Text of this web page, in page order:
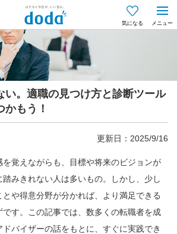
気になる
い。適職の見つけ方と診断ツール
もう！
更新日：2025/9/16
覚えながらも、目標や将来のビジョンが
みきれない人は多いもの。しかし、少し
や得意分野が分かれば、より満足できる
す。この記事では、数多くの転職者を成
バイザーの話をもとに、すぐに実践でき